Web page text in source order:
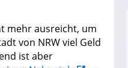
mehr ausreicht, um
von NRW viel Geld
ist aber